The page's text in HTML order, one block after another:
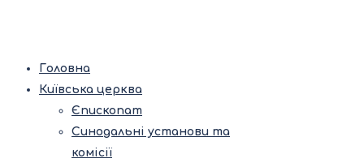
Головна
Київська церква
Єпископат
Синодальні установи та
комісії